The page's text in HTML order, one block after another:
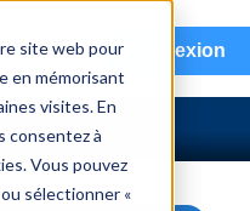
site web pour
en mémorisant
visites. En
consentez à
Vous pouvez
sélectionner «
Connexion